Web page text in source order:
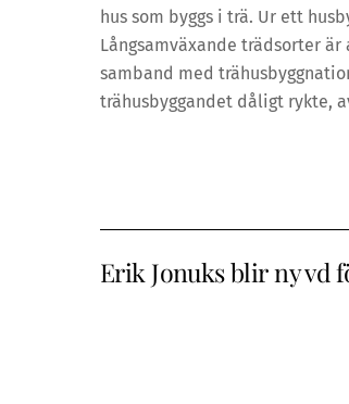
hus som byggs i trä. Ur ett
Långsamväxande trädsorter
samband med
trähusbyggandet dåligt rykte,
Erik Jonuks blir ny vd